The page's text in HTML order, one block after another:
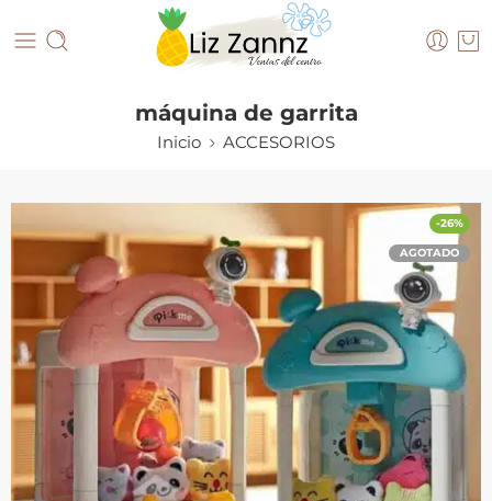
máquina de garrita
Inicio ACCESORIOS
-26%
AGOTADO